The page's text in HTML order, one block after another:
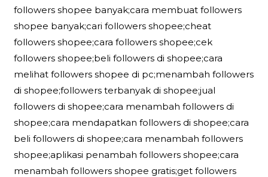
followers shopee banyak;cara membuat followers
shopee banyak;cari followers shopee;cheat
followers shopee;cara followers shopee;cek
followers shopee;beli followers di shopee;cara
melihat followers shopee di pc;menambah followers
di shopee;followers terbanyak di shopee;jual
followers di shopee;cara menambah followers di
shopee;cara mendapatkan followers di shopee;cara
beli followers di shopee;cara menambah followers
shopee;aplikasi penambah followers shopee;cara
menambah followers shopee gratis;get followers